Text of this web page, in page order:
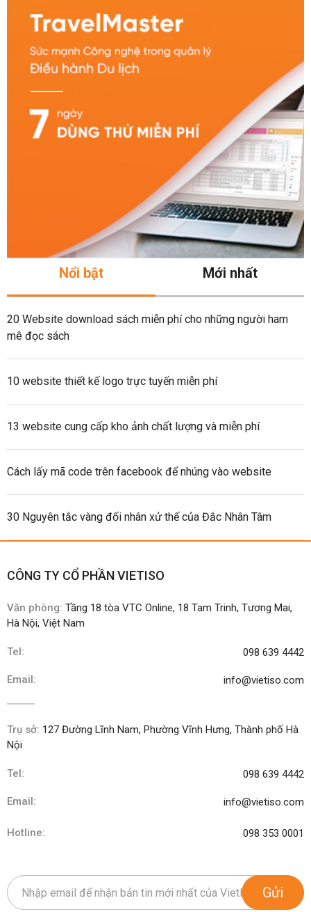
Nổi bật Mới nhất
20 Website download sách miễn phí cho những người ham
mê đọc sách
10 website thiết kế logo trực tuyến miễn phí
13 website cung cấp kho ảnh chất lượng và miễn phí
Cách lấy mã code trên facebook để nhúng vào website
30 Nguyên tắc vàng đối nhân xử thế của Đắc Nhân Tâm
CÔNG TY CỔ PHẦN VIETISO
Văn phòng: Tầng 18 tòa VTC Online, 18 Tam Trinh, Tương Mai,
Hà Nội, Việt Nam
Tel: 098 639 4442
Email: info@vietiso.com
Trụ sở: 127 Đường Lĩnh Nam, Phường Vĩnh Hưng, Thành phố Hà
Nội
Tel: 098 639 4442
Email: info@vietiso.com
Hotline: 098 353 0001
Gửi